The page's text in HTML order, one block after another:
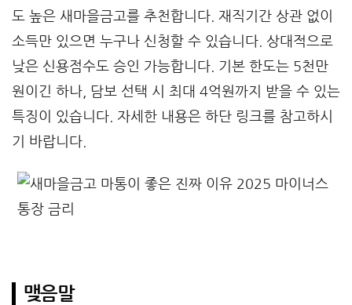
도 높은 새마을금고를 추천합니다. 재직기간 상관 없이
소득만 있으면 누구나 신청할 수 있습니다. 상대적으로
낮은 신용점수도 승인 가능합니다. 기본 한도는 5천만
원이긴 하나, 담보 선택 시 최대 4억원까지 받을 수 있는
특징이 있습니다. 자세한 내용은 하단 링크를 참고하시
기 바랍니다.
맺음말